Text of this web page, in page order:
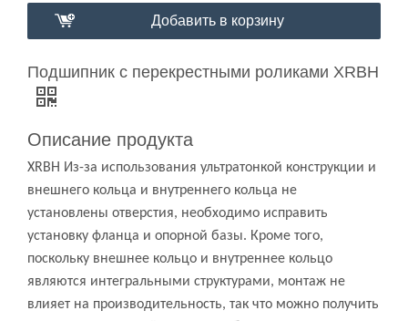
Добавить в корзину
Подшипник с перекрестными роликами XRBH
Описание продукта
XRBH Из-за использования ультратонкой конструкции и
внешнего кольца и внутреннего кольца не
установлены отверстия, необходимо исправить
установку фланца и опорной базы. Кроме того,
поскольку внешнее кольцо и внутреннее кольцо
являются интегральными структурами, монтаж не
влияет на производительность, так что можно получить